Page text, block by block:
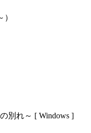
別れ～ [ Windows ]